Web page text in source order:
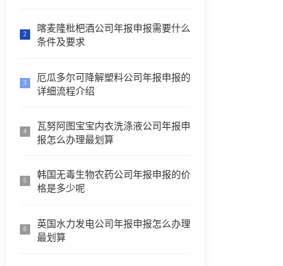
2
喀麦隆枇杷酒公司年报申报需要什么
条件及要求
3
厄瓜多尔可降解塑料公司年报申报的
详细流程介绍
4
瓦努阿图宝宝内衣洗涤液公司年报申
报怎么办理最划算
5
韩国无毒生物农药公司年报申报的价
格是多少呢
6
英国水力发电公司年报申报怎么办理
最划算